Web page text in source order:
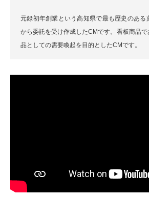
元録初年創業という高知県で最も歴史のある
から委託を受け作成したCMです。看板商品
品としての需要喚起を目的としたCMです。